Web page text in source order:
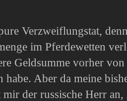
Verzweiflungstat,
im Pferdewetten
Geldsumme vorher
habe. Aber da meine
der russische Herr